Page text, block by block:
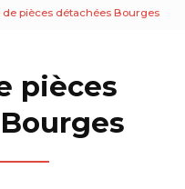
de pièces détachées Bourges
pièces